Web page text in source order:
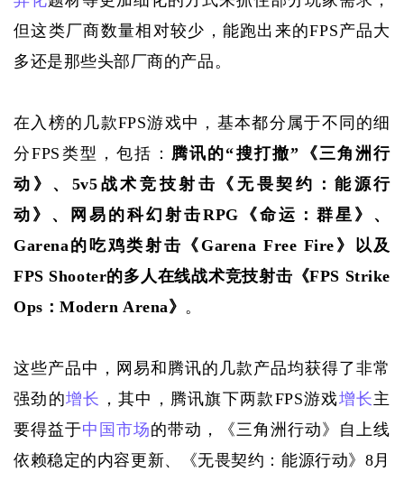
但这类厂商数量相对较少，能跑出来的FPS产品大
多还是那些头部厂商的产品。
在入榜的几款FPS游戏中，基本都分属于不同的细
分FPS类型，包括： 腾讯的“搜打撤”《三角洲行
动》、5v5战术竞技射击《无畏契约：能源行
动》、网易的科幻射击RPG《命运：群星》、
Garena的吃鸡类射击《Garena Free Fire》以及
FPS Shooter的多人在线战术竞技射击《FPS Strike
Ops：Modern Arena》 。
这些产品中，网易和腾讯的几款产品均获得了非常
强劲的增长 ，其中，腾讯旗下两款FPS游戏增长主
要得益于中国市场的带动，《三角洲行动》自上线
依赖稳定的内容更新、《无畏契约：能源行动》8月